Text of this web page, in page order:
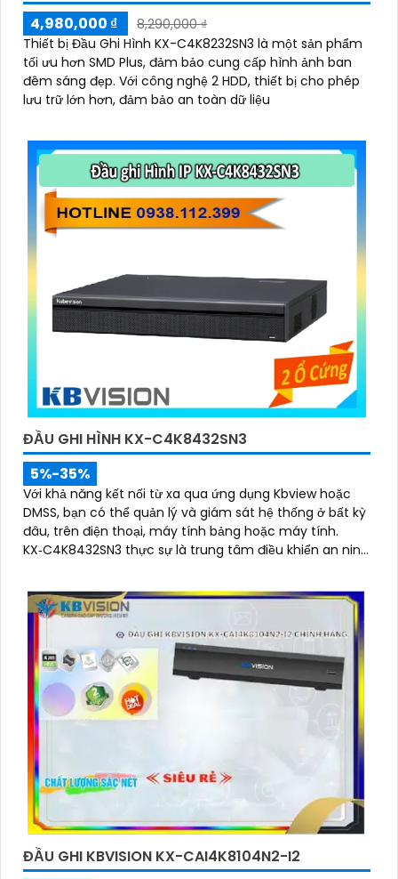
4,980,000 ₫
8,290,000 ₫
Thiết bị Đầu Ghi Hình KX-C4K8232SN3 là một sản phẩm
tối ưu hơn SMD Plus, đảm bảo cung cấp hình ảnh ban
đêm sáng đẹp. Với công nghệ 2 HDD, thiết bị cho phép
lưu trữ lớn hơn, đảm bảo an toàn dữ liệu
ĐẦU GHI HÌNH KX-C4K8432SN3
5%-35%
Với khả năng kết nối từ xa qua ứng dụng Kbview hoặc
DMSS, bạn có thể quản lý và giám sát hệ thống ở bất kỳ
đâu, trên điện thoại, máy tính bảng hoặc máy tính.
KX‑C4K8432SN3 thực sự là trung tâm điều khiển an ninh
cho các công trình lớn và chuyên nghiệp
ĐẦU GHI KBVISION KX-CAI4K8104N2-I2